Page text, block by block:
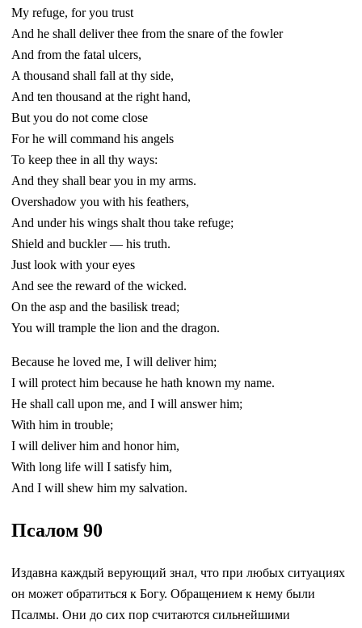
My refuge, for you trust
And he shall deliver thee from the snare of the fowler
And from the fatal ulcers,
A thousand shall fall at thy side,
And ten thousand at the right hand,
But you do not come close
For he will command his angels
To keep thee in all thy ways:
And they shall bear you in my arms.
Overshadow you with his feathers,
And under his wings shalt thou take refuge;
Shield and buckler — his truth.
Just look with your eyes
And see the reward of the wicked.
On the asp and the basilisk tread;
You will trample the lion and the dragon.
Because he loved me, I will deliver him;
I will protect him because he hath known my name.
He shall call upon me, and I will answer him;
With him in trouble;
I will deliver him and honor him,
With long life will I satisfy him,
And I will shew him my salvation.
Псалом 90
Издавна каждый верующий знал, что при любых ситуациях
он может обратиться к Богу. Обращением к нему были
Псалмы. Они до сих пор считаются сильнейшими